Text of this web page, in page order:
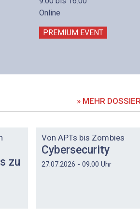
Online
PREMIUM EVENT
» MEHR
zu
Von APTs bis Zombies
Cybersecurity
27.07.2026 - 09:00 Uhr